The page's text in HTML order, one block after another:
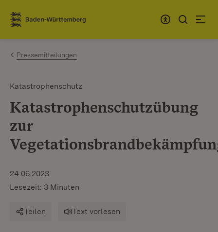
Zum Inhalt springen
Link zur Startseite
Pressemitteilungen
Katastrophenschutz
Katastrophenschutzübung
zur
24.06.2023
Lesezeit: 3 Minuten
Teilen Text vorlesen